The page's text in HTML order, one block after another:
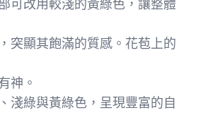
可改用較淺的黃綠色，讓整體
突顯其飽滿的質感。花苞上的
神。
淺綠與黃綠色，呈現豐富的自